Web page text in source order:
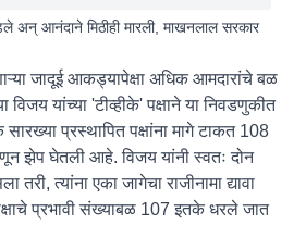
अन् आनंदाने मिठीही मारली, माखनलाल सरकार
जादूई आकड्यापेक्षा अधिक आमदारांचे बळ
विजय यांच्या 'टीव्हीके' पक्षाने या निवडणुकीत
प्रस्थापित पक्षांना मागे टाकत 108
झेप घेतली आहे. विजय यांनी स्वतः दोन
त्यांना एका जागेचा राजीनामा द्यावा
प्रभावी संख्याबळ 107 इतके धरले जात